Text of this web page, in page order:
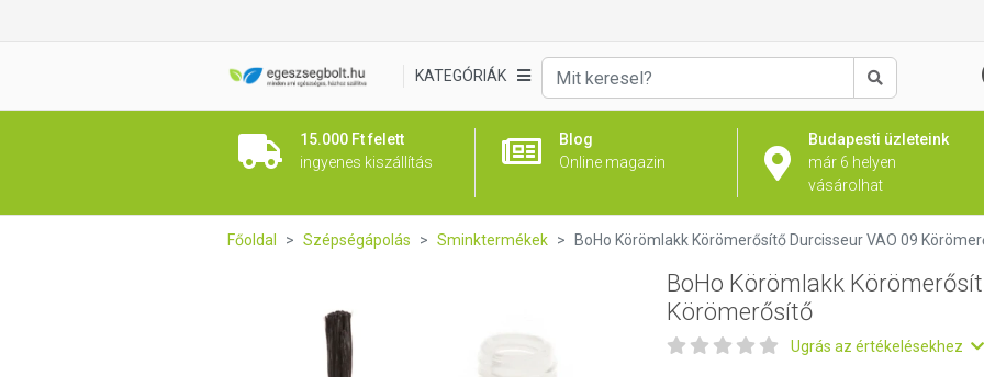
KATEGÓRIÁK
Keresés
15.000 Ft felett
ingyenes kiszállítás
Blog
Online magazin
Budapesti üzleteink
már 6 helyen
vásárolhat
Főoldal Szépségápolás Sminktermékek BoHo Körömlakk Körömerősítő Durcisseur VAO 09
BoHo Körömlakk
Körömerősítő
Ugrás az értékelésekhez